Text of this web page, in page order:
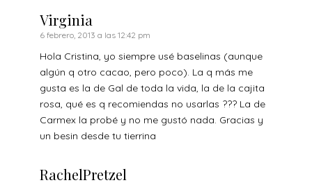
Virginia
6 febrero, 2013 a las 12:42 pm
Hola Cristina, yo siempre usé baselinas (aunque
algún q otro cacao, pero poco). La q más me
gusta es la de Gal de toda la vida, la de la cajita
rosa, qué es q recomiendas no usarlas ??? La de
Carmex la probé y no me gustó nada. Gracias y
un besin desde tu tierrina
RachelPretzel